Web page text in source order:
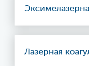
Лазерная